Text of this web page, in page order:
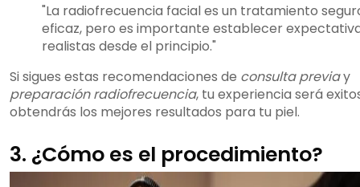
"La radiofrecuencia facial es un tratamiento
eficaz, pero es importante establecer
realistas desde el principio."
Si sigues estas recomendaciones de consulta previay
preparación radiofrecuencia, tu experiencia será
obtendrás los mejores resultados para tu piel.
3. ¿Cómo es el procedimiento?